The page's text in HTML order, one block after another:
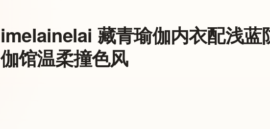
imelainelai 藏青瑜伽内衣配浅蓝
伽馆温柔撞色风